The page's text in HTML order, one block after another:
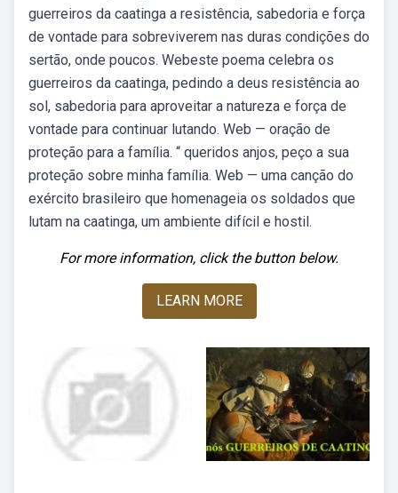
guerreiros da caatinga a resistência, sabedoria e força
de vontade para sobreviverem nas duras condições do
sertão, onde poucos. Webeste poema celebra os
guerreiros da caatinga, pedindo a deus resistência ao
sol, sabedoria para aproveitar a natureza e força de
vontade para continuar lutando. Web — oração de
proteção para a família. “ queridos anjos, peço a sua
proteção sobre minha família. Web — uma canção do
exército brasileiro que homenageia os soldados que
lutam na caatinga, um ambiente difícil e hostil.
For more information, click the button below.
LEARN MORE